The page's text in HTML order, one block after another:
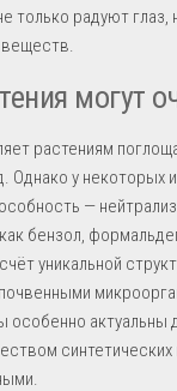
только радуют глаз,
могут
растениям
Однако у некоторых
—
бензол,
уникальной
особенно актуальны
синтетических